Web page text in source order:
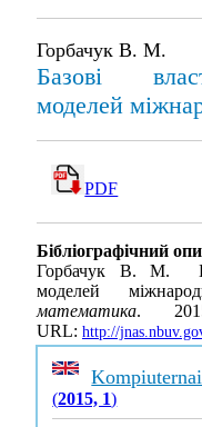
Горбачук В. М.
Базові
моделей
PDF
Бібліографічний
Горбачук В. М.
моделей
математика.
URL: http://
(2015, 1)